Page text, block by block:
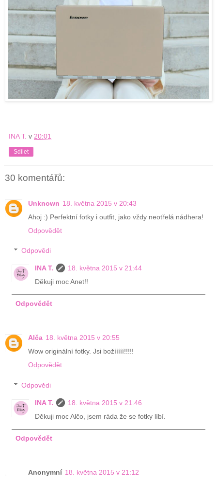
INA T. v 20:01
Sdílet
30 komentářů:
Unknown 18. května 2015 v 20:43
Ahoj :) Perfektní fotky i outfit, jako vždy neotřelá nádhera!
Odpovědět
Odpovědi
INA T.
18. května 2015 v 21:44
Děkuji moc Anet!!
Odpovědět
Alča 18. května 2015 v 20:55
Wow originální fotky. Jsi božííííí!!!!!
Odpovědět
Odpovědi
INA T.
18. května 2015 v 21:46
Děkuji moc Alčo, jsem ráda že se fotky líbí.
Odpovědět
Anonymní 18. května 2015 v 21:12